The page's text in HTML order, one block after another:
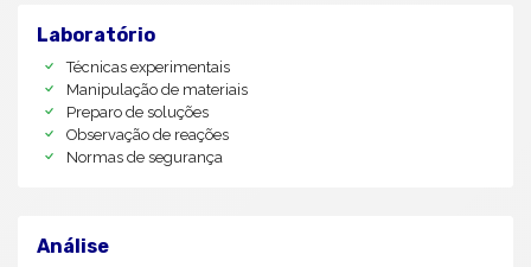
Laboratório
Técnicas experimentais
Manipulação de materiais
Preparo de soluções
Observação de reações
Normas de segurança
Análise